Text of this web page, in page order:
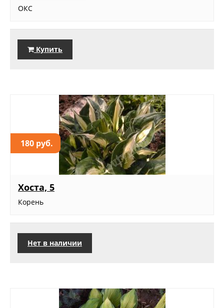
ОКС
Купить
180 руб.
Хоста, 5
Корень
Нет в наличии